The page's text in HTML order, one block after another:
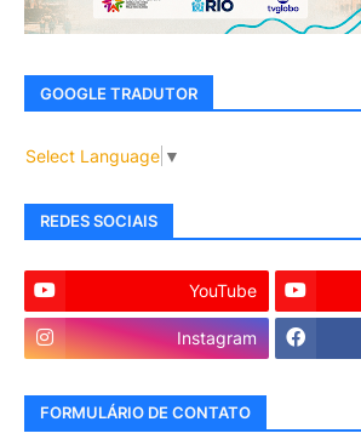
GOOGLE TRADUTOR
Select Language ▼
REDES SOCIAIS
YouTube
Instagram
FORMULÁRIO DE CONTATO